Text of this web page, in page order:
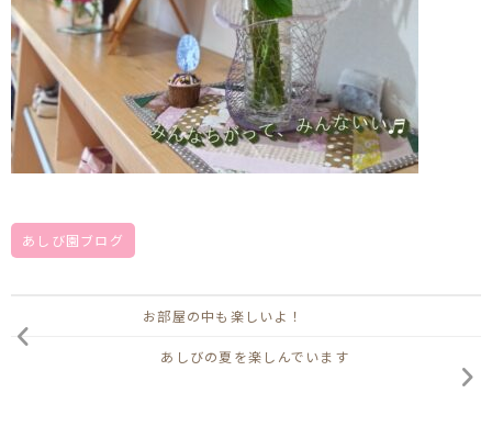
あしび園ブログ
お部屋の中も楽しいよ！
あしびの夏を楽しんでいます